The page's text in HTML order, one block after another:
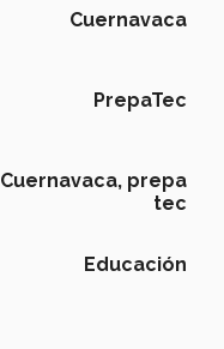
Cuernavaca
PrepaTec
Cuernavaca, prepa
tec
Educación